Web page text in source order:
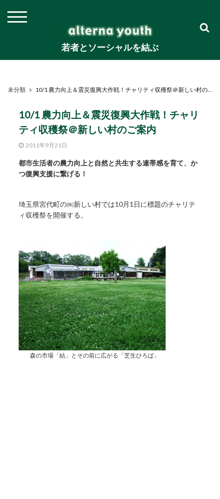
若者とソーシャルを結ぶ
未分類 10/1 農力向上＆震災復興大作戦！チャリティ収穫祭＠新しい村のご案内
10/1 農力向上＆震災復興大作戦！チャリ
ティ収穫祭＠新しい村のご案内
2011年9月21日
都市生活者の農力向上と自然と共生する連帯感を育て、か
つ復興支援に繋げる！
埼玉県宮代町の㈱新しい村では10月1日に標題のチャリテ
ィ収穫祭を開催する。
森の市場「結」とその前に広がる「芝生ひろば」